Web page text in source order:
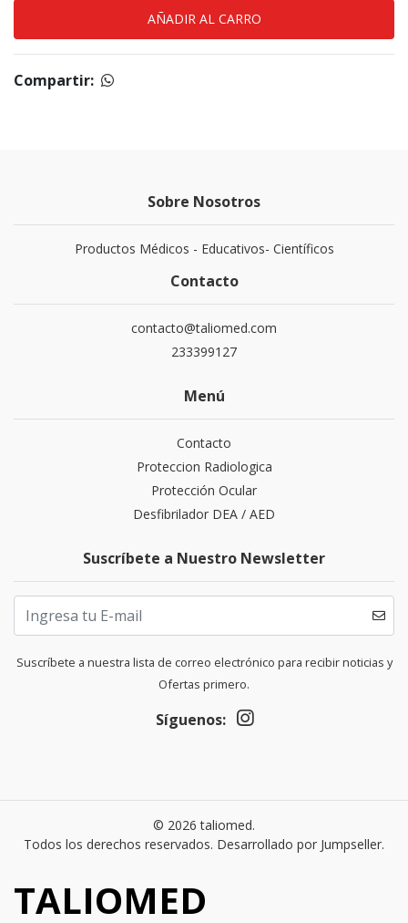
Compartir:
Sobre Nosotros
Productos Médicos - Educativos- Científicos
Contacto
contacto@taliomed.com
233399127
Menú
Contacto
Proteccion Radiologica
Protección Ocular
Desfibrilador DEA / AED
Suscríbete a Nuestro Newsletter
Suscríbete a nuestra lista de correo electrónico para recibir noticias y
Ofertas primero.
Síguenos:
© 2026 taliomed.
Todos los derechos reservados. Desarrollado por Jumpseller.
TALIOMED